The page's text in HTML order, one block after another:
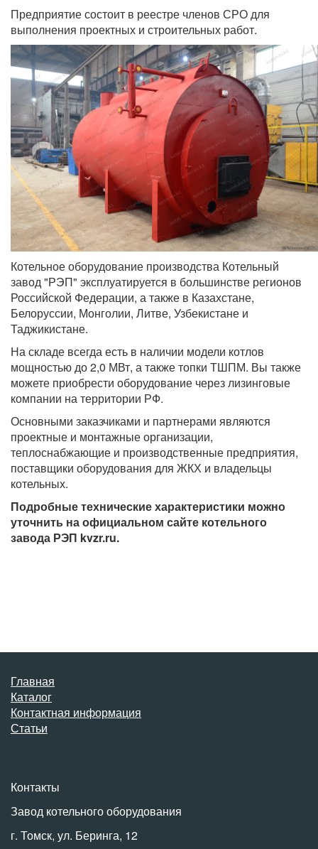
Предприятие состоит в реестре членов СРО для
выполнения проектных и строительных работ.
Котельное оборудование производства Котельный
завод "РЭП" эксплуатируется в большинстве регионов
Российской Федерации, а также в Казахстане,
Белоруссии, Монголии, Литве, Узбекистане и
Таджикистане.
На складе всегда есть в наличии модели котлов
мощностью до 2,0 МВт, а также топки ТШПМ. Вы также
можете приобрести оборудование через лизинговые
компании на территории РФ.
Основными заказчиками и партнерами являются
проектные и монтажные организации,
теплоснабжающие и производственные предприятия,
поставщики оборудования для ЖКХ и владельцы
котельных.
Подробные технические характеристики можно
уточнить на официальном сайте котельного
завода РЭП kvzr.ru.
Главная
Каталог
Контактная информация
Статьи
Контакты
Завод котельного оборудования
г. Томск, ул. Беринга, 12